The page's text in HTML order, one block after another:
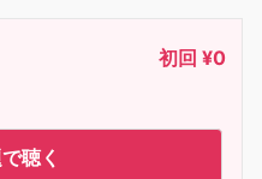
初回 ¥0
聴く